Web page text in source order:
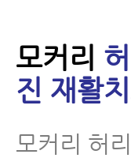
모커리
진 재활
모커리 허